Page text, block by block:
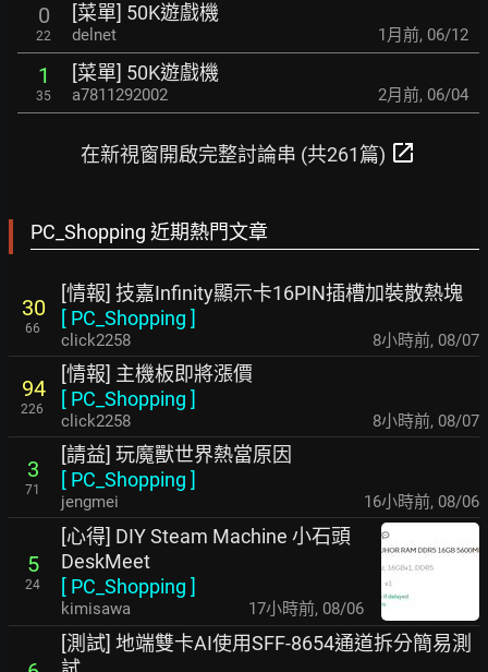
0
22
[菜單] 50K遊戲機
delnet 1月前, 06/12
1
35
[菜單] 50K遊戲機
a7811292002 2月前, 06/04
在新視窗開啟完整討論串 (共261篇) open_in_new
PC_Shopping 近期熱門文章
30
66
[情報] 技嘉Infinity顯示卡16PIN插槽加裝散熱塊
[ PC_Shopping ]
click2258 8小時前, 08/07
94
226
[情報] 主機板即將漲價
[ PC_Shopping ]
click2258 8小時前, 08/07
3
71
[請益] 玩魔獸世界熱當原因
[ PC_Shopping ]
jengmei 16小時前, 08/06
5
24
[心得] DIY Steam Machine 小石頭
DeskMeet
[ PC_Shopping ]
kimisawa 17小時前, 08/06
[測試] 地端雙卡AI使用SFF-8654通道拆分簡易測